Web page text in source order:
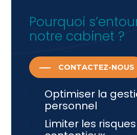
Pourquoi
notre cabinet ?
CONTACTEZ-NOUS
Optimiser la
personnel
Limiter les